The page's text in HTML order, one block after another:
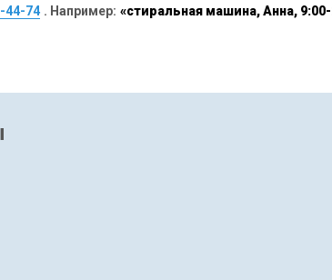
44-74 . Например: «стиральная машина, Анна, 9:00-